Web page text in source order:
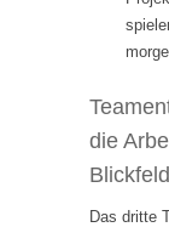
die
Blickfeld
Das dritte